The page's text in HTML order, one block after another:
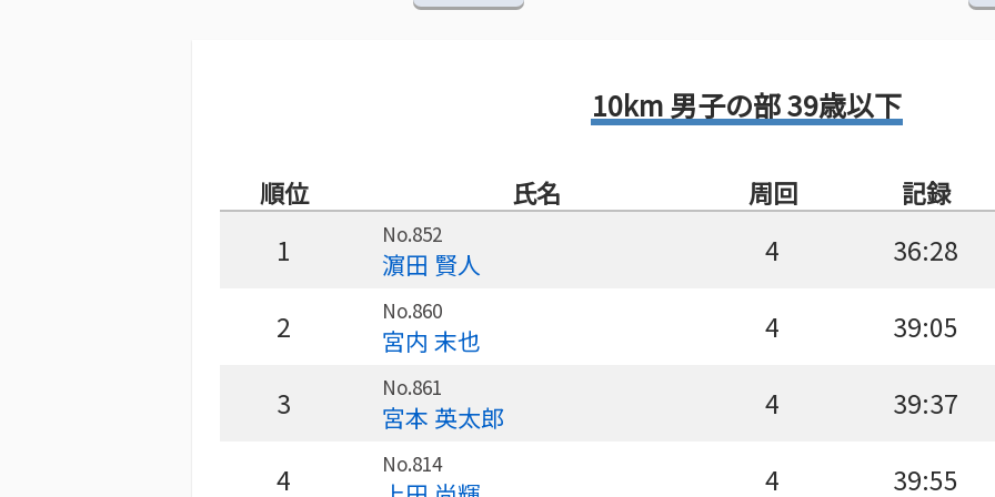
10km 男子の部 39歳以下
順位 氏名 周回 記録
1 No.852
濵田 賢人 4 36:28
2 No.860
宮内 末也 4 39:05
3 No.861
宮本 英太郎 4 39:37
4 No.814 4 39:55